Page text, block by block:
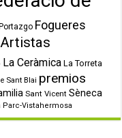
Fogueres
La Ceràmica La Torreta
Sant Blai premios
Sant Vicent Sèneca
Parc-Vistahermosa